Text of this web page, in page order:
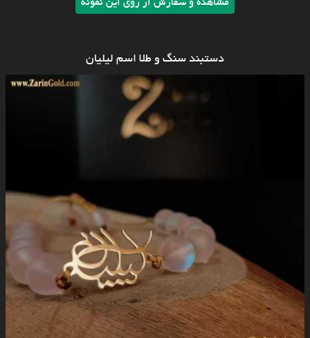
مشاهده و سفارش از روی این نمونه
دستبند سنگ و طلا اسم لیلیان